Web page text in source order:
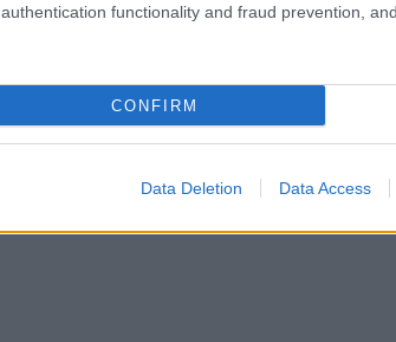
authentication functionality and fraud prevention,
CONFIRM
Data Deletion Data Access